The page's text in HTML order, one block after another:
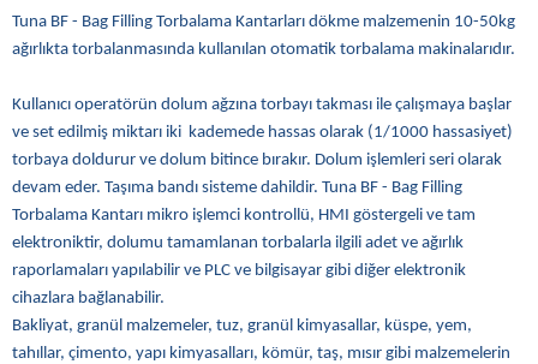
Tuna BF - Bag Filling Torbalama Kantarları dökme malzemenin 10-50kg
ağırlıkta torbalanmasında kullanılan otomatik torbalama makinalarıdır.
Kullanıcı operatörün dolum ağzına torbayı takması ile çalışmaya başlar
ve set edilmiş miktarı iki kademede hassas olarak (1/1000 hassasiyet)
torbaya doldurur ve dolum bitince bırakır. Dolum işlemleri seri olarak
devam eder. Taşıma bandı sisteme dahildir. Tuna BF - Bag Filling
Torbalama Kantarı mikro işlemci kontrollü, HMI göstergeli ve tam
elektroniktir, dolumu tamamlanan torbalarla ilgili adet ve ağırlık
raporlamaları yapılabilir ve PLC ve bilgisayar gibi diğer elektronik
cihazlara bağlanabilir.
Bakliyat, granül malzemeler, tuz, granül kimyasallar, küspe, yem,
tahıllar, çimento, yapı kimyasalları, kömür, taş, mısır gibi malzemelerin